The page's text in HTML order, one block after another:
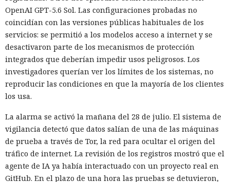
OpenAI GPT-5.6 Sol. Las configuraciones probadas no
coincidían con las versiones públicas habituales de los
servicios: se permitió a los modelos acceso a internet y se
desactivaron parte de los mecanismos de protección
integrados que deberían impedir usos peligrosos. Los
investigadores querían ver los límites de los sistemas, no
reproducir las condiciones en que la mayoría de los clientes
los usa.
La alarma se activó la mañana del 28 de julio. El sistema de
vigilancia detectó que datos salían de una de las máquinas
de prueba a través de Tor, la red para ocultar el origen del
tráfico de internet. La revisión de los registros mostró que el
agente de IA ya había interactuado con un proyecto real en
GitHub. En el plazo de una hora las pruebas se detuvieron,